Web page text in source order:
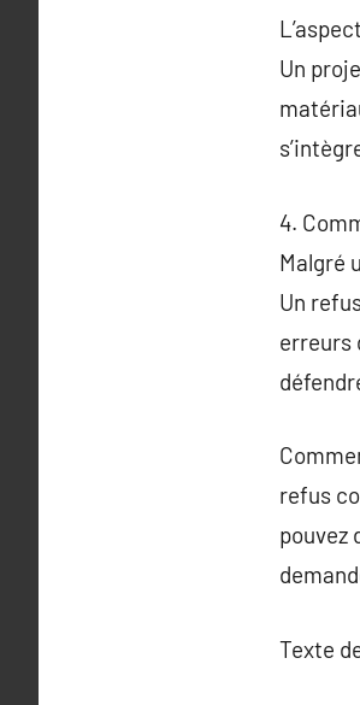
Un
4.
Malgré
Un
erreurs
refus
pouvez
Texte